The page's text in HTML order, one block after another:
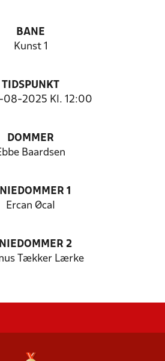
BANE
Kunst 1
TIDSPUNKT
08-2025 Kl. 12:00
DOMMER
Baardsen
1
Ercan Øcal
2
Tækker Lærke